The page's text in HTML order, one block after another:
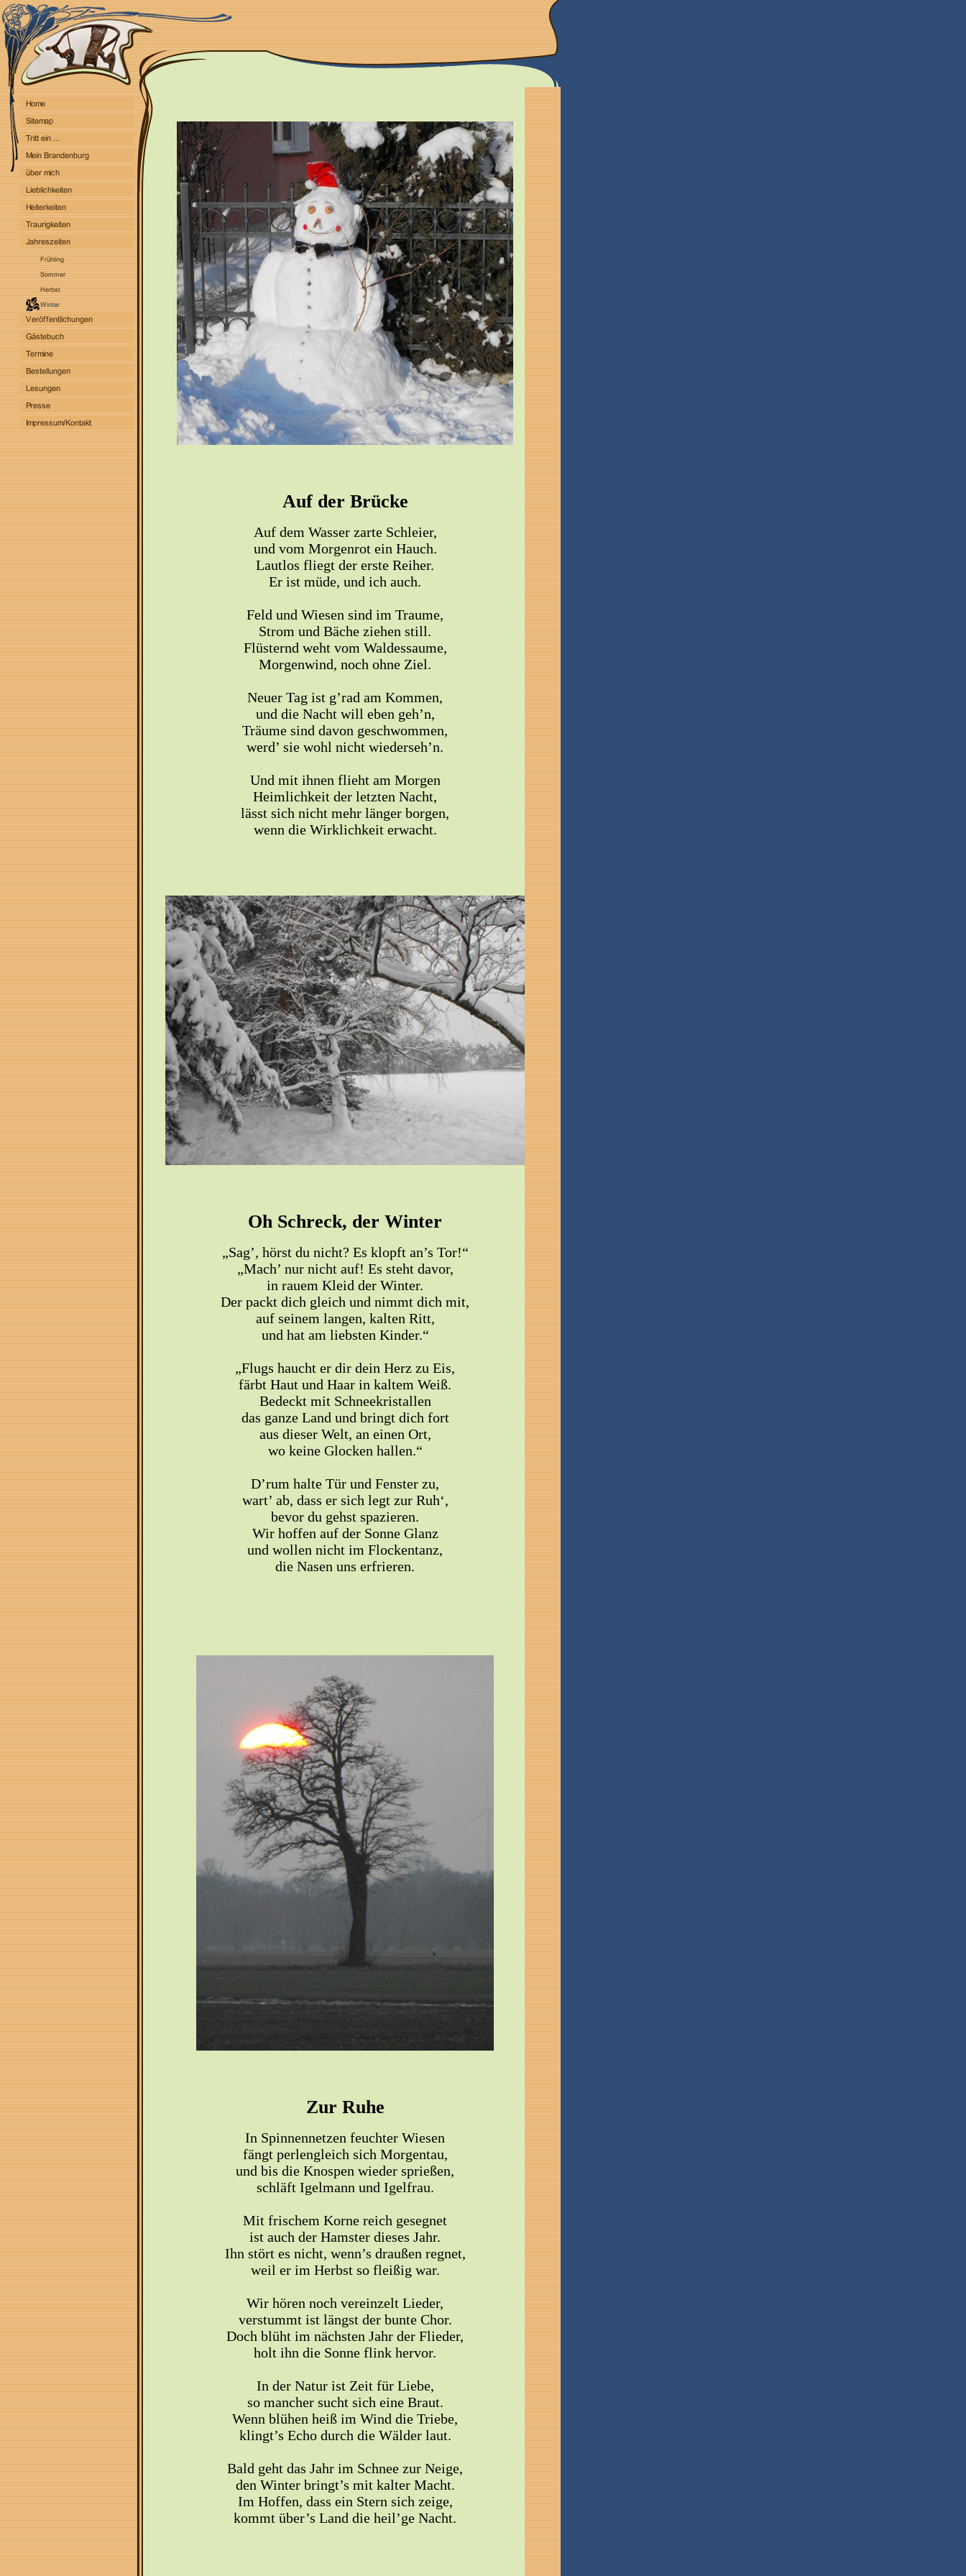
Auf der Brücke
Auf dem Wasser zarte Schleier,
und vom Morgenrot ein Hauch.
Lautlos fliegt der erste Reiher.
Er ist müde, und ich auch.
Feld und Wiesen sind im Traume,
Strom und Bäche ziehen still.
Flüsternd weht vom Waldessaume,
Morgenwind, noch ohne Ziel.
Neuer Tag ist g’rad am Kommen,
und die Nacht will eben geh’n,
Träume sind davon geschwommen,
werd’ sie wohl nicht wiederseh’n.
Und mit ihnen flieht am Morgen
Heimlichkeit der letzten Nacht,
lässt sich nicht mehr länger borgen,
wenn die Wirklichkeit erwacht.
Oh Schreck, der Winter
„Sag’, hörst du nicht? Es klopft an’s Tor!“
„Mach’ nur nicht auf! Es steht davor,
in rauem Kleid der Winter.
Der packt dich gleich und nimmt dich mit,
auf seinem langen, kalten Ritt,
und hat am liebsten Kinder.“
„Flugs haucht er dir dein Herz zu Eis,
färbt Haut und Haar in kaltem Weiß.
Bedeckt mit Schneekristallen
das ganze Land und bringt dich fort
aus dieser Welt, an einen Ort,
wo keine Glocken hallen.“
D’rum halte Tür und Fenster zu,
wart’ ab, dass er sich legt zur Ruh‘,
bevor du gehst spazieren.
Wir hoffen auf der Sonne Glanz
und wollen nicht im Flockentanz,
die Nasen uns erfrieren.
Zur Ruhe
In Spinnennetzen feuchter Wiesen
fängt perlengleich sich Morgentau,
und bis die Knospen wieder sprießen,
schläft Igelmann und Igelfrau.
Mit frischem Korne reich gesegnet
ist auch der Hamster dieses Jahr.
Ihn stört es nicht, wenn’s draußen regnet,
weil er im Herbst so fleißig war.
Wir hören noch vereinzelt Lieder,
verstummt ist längst der bunte Chor.
Doch blüht im nächsten Jahr der Flieder,
holt ihn die Sonne flink hervor.
In der Natur ist Zeit für Liebe,
so mancher sucht sich eine Braut.
Wenn blühen heiß im Wind die Triebe,
klingt’s Echo durch die Wälder laut.
Bald geht das Jahr im Schnee zur Neige,
den Winter bringt’s mit kalter Macht.
Im Hoffen, dass ein Stern sich zeige,
kommt über’s Land die heil’ge Nacht.